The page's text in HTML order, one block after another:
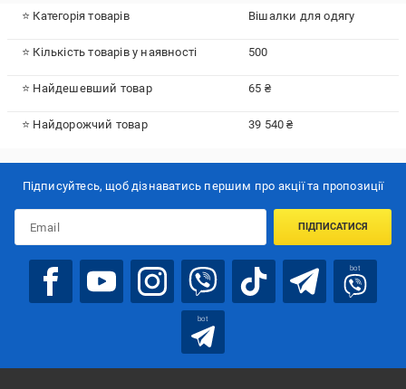
⭐ Категорія товарів Вішалки для одягу
⭐ Кількість товарів у наявності 500
⭐ Найдешевший товар 65 ₴
⭐ Найдорожчий товар 39 540 ₴
Підписуйтесь, щоб дізнаватись першим про акції та пропозиції
ПІДПИСАТИСЯ
bot
bot